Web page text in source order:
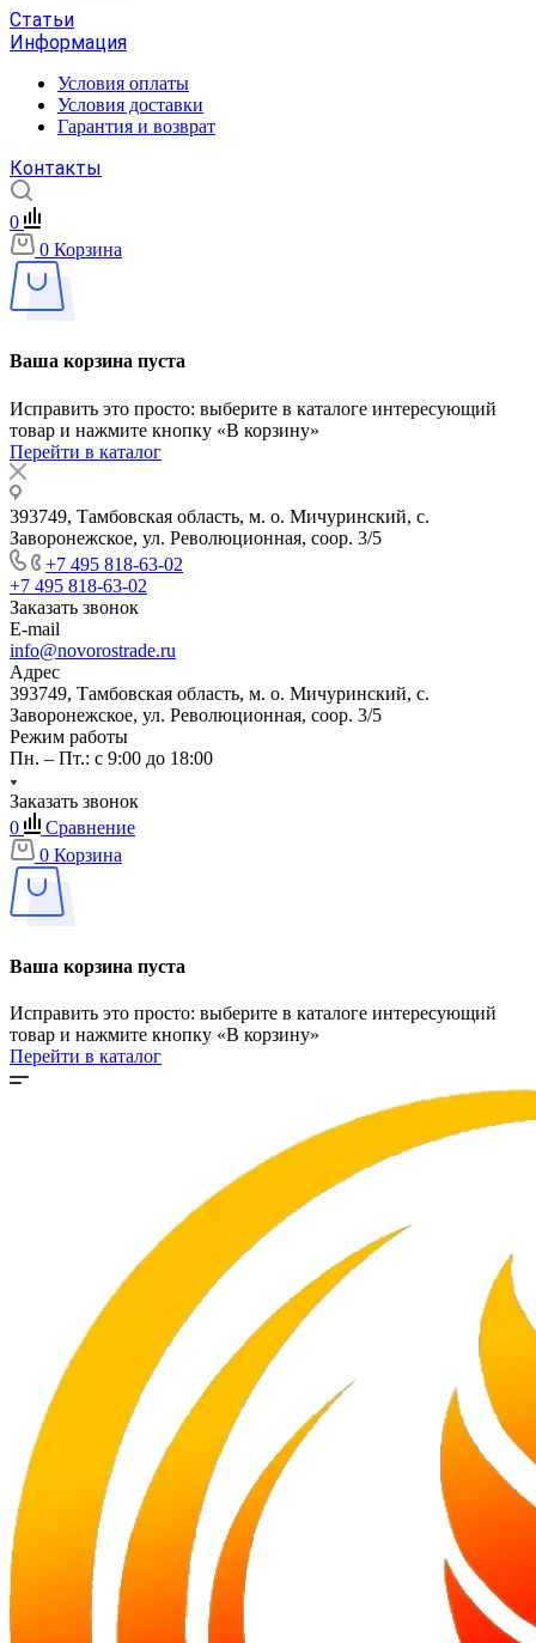
Статьи
Информация
Условия оплаты
Условия доставки
Гарантия и возврат
Контакты
0
0 Корзина
Ваша корзина пуста
Исправить это просто: выберите в каталоге интересующий
товар и нажмите кнопку «В корзину»
Перейти в каталог
393749, Тамбовская область, м. о. Мичуринский, с.
Заворонежское, ул. Революционная, соор. 3/5
+7 495 818-63-02
+7 495 818-63-02
Заказать звонок
E-mail
info@novorostrade.ru
Адрес
393749, Тамбовская область, м. о. Мичуринский, с.
Заворонежское, ул. Революционная, соор. 3/5
Режим работы
Пн. – Пт.: с 9:00 до 18:00
Заказать звонок
0
Сравнение
0 Корзина
Ваша корзина пуста
Исправить это просто: выберите в каталоге интересующий
товар и нажмите кнопку «В корзину»
Перейти в каталог